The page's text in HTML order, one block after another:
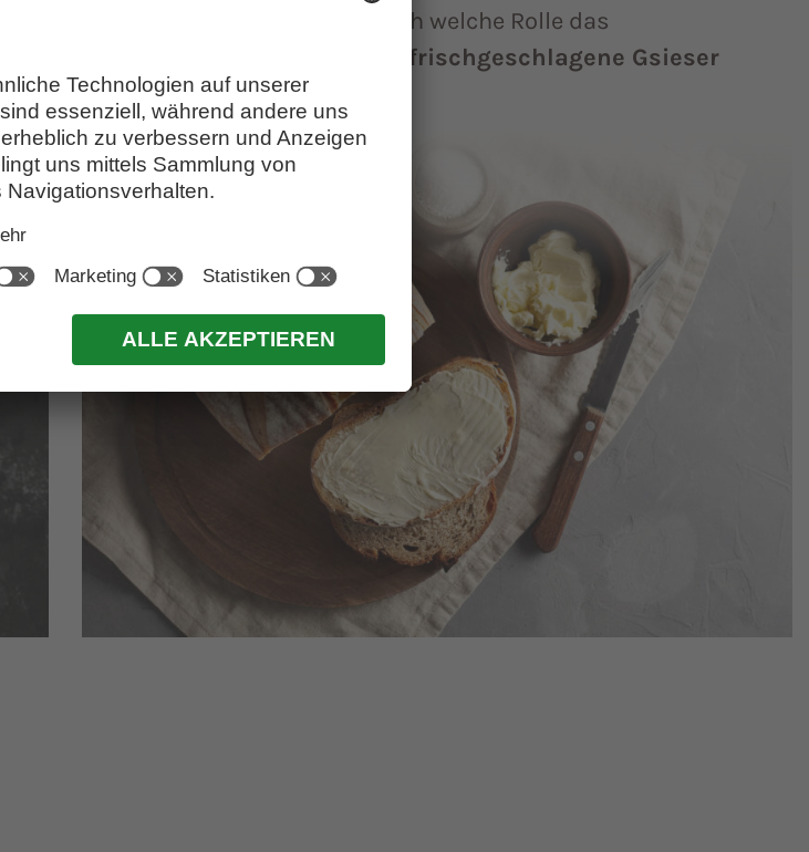
entsteht
, sondern auch welche Rolle das
spielt.
Anschließend wird die frischgeschlagene Gsieser